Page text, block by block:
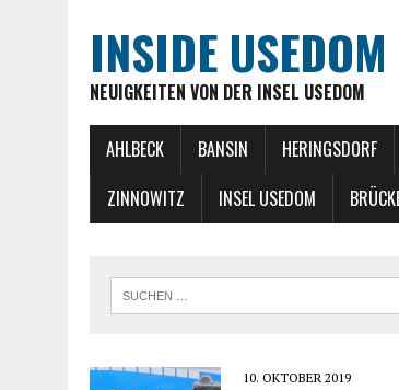
INSIDE USEDOM
NEUIGKEITEN VON DER INSEL USEDOM
AHLBECK BANSIN HERINGSDORF
ZINNOWITZ
INSEL USEDOM
10. OKTOBER 2019